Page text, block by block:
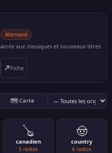
Allemand
aux classiques et nouveaux titres
🗺️ Carte
🪕
canadien
5 radios
🤠
country
6 radios